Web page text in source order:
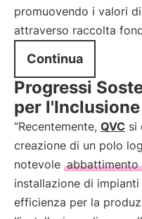
promuovendo i valori
attraverso raccolta
Continua
Progressi
per l'Inclusione
“Recentemente, QVC si
creazione di un polo
notevole abbattimento
installazione di
efficienza per la